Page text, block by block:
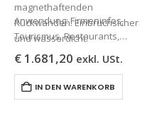
magnethaftenden
Rückwänden. Einbruchsicher
und wasserdicht.
Anwendung: Firmeninfos,
Tourismus, Restaurants,
Gemeindeinformationen,
Schulen, Amtsgebäude, etc.
€ 1.681,20 exkl. USt.
IN DEN WARENKORB